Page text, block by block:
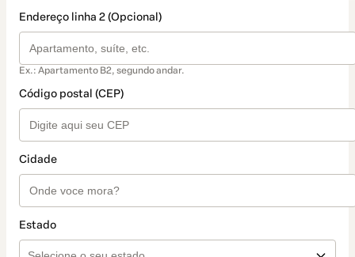
Endereço linha 2 (Opcional)
Ex.: Apartamento B2, segundo andar.
Código postal (CEP)
Cidade
Estado